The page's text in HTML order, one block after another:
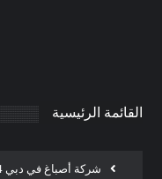
القائمة الرئيسية
شركة أصباغ في دبي 24 ساعة : خدمات احترافية لتجديد منزلك